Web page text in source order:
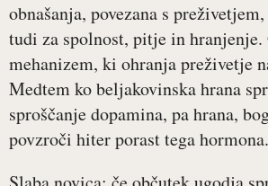
obnašanja, povezana s
tudi za spolnost, pitje in hranjenje.
mehanizem, ki ohranja preživetje
Medtem ko beljakovinska hrana
sproščanje dopamina, pa hrana,
povzroči hiter porast tega hormona.